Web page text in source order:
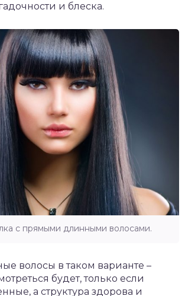
и блеска.
с прямыми длинными волосами.
волосы в таком варианте –
будет, только если
а структура здорова и